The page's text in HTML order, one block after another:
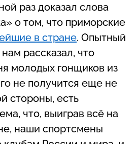
раз доказал слова
о том, что приморские
в стране. Опытный
рассказал, что
молодых гонщиков из
не получится еще не
стороны, есть
что, выиграв всё на
наши спортсмены